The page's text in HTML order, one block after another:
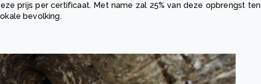
prijs per certificaat. Met name zal 25% van deze opbrengst ten
bevolking.